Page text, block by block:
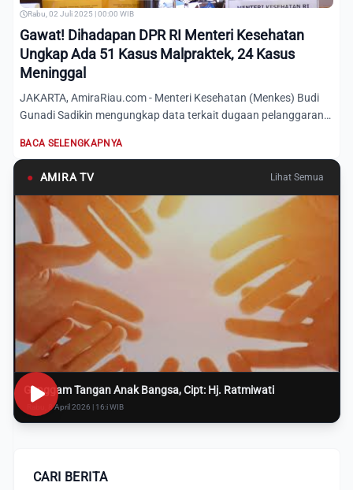
Rabu, 02 Juli 2025 | 00:00 WIB
Gawat! Dihadapan DPR RI Menteri Kesehatan
Ungkap Ada 51 Kasus Malpraktek, 24 Kasus
Meninggal
JAKARTA, AmiraRiau.com - Menteri Kesehatan (Menkes) Budi
Gunadi Sadikin mengungkap data terkait dugaan pelanggaran
BACA SELENGKAPNYA
● AMIRA TV Lihat Semua
Genggam Tangan Anak Bangsa, Cipt: Hj. Ratmiwati
Rabu, 8 April 2026 | 16:i WIB
CARI BERITA